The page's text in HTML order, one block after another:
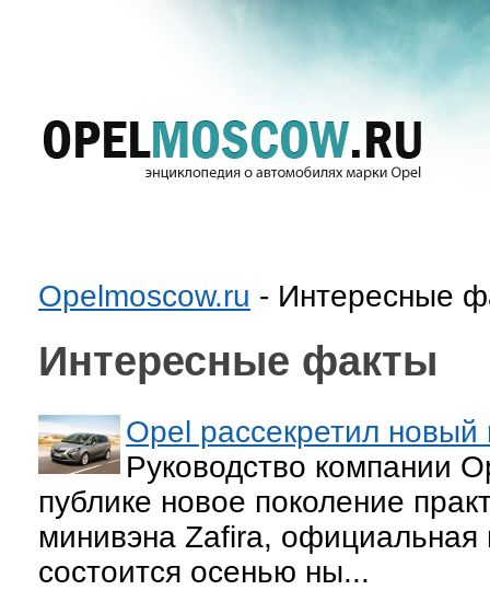
Opelmoscow.ru - Интересные
Интересные факты
Opel рассекретил
Руководство компании
публике новое поколение
минивэна Zafira, официальная
состоится осенью ны...